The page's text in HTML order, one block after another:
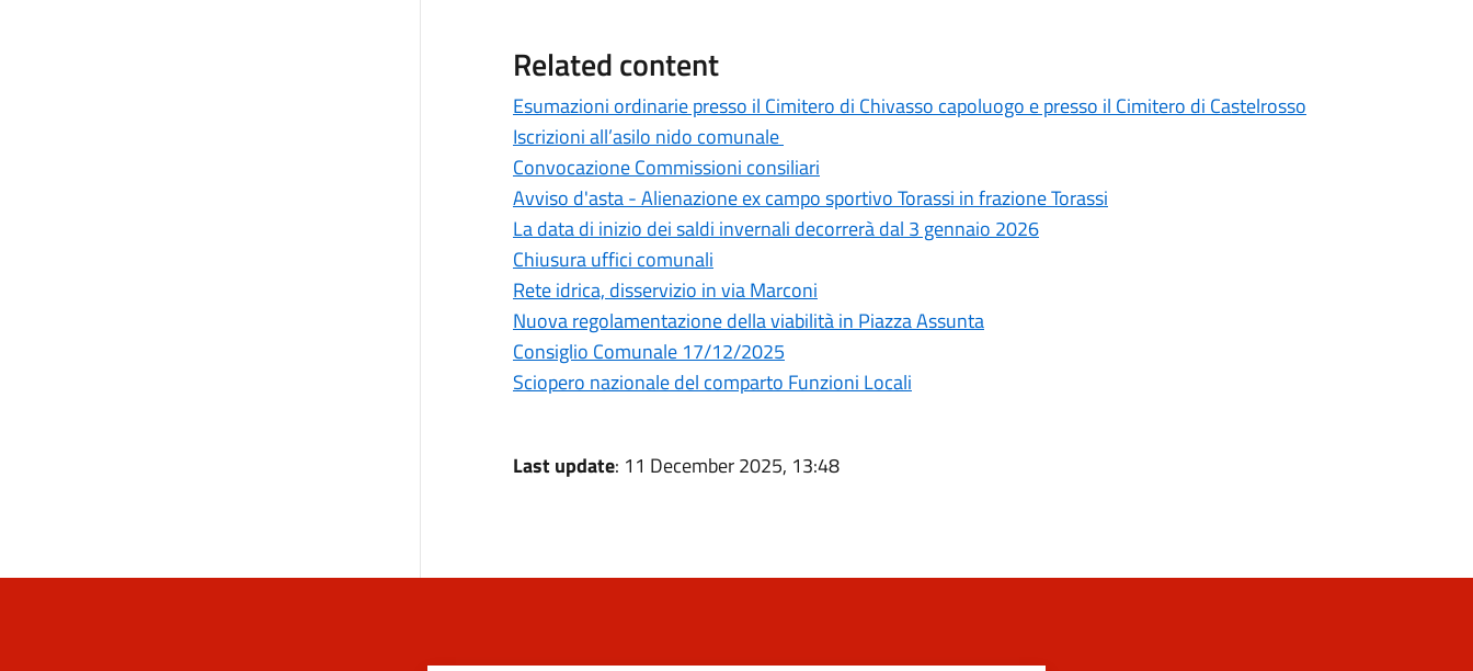
Related content
Esumazioni ordinarie presso il Cimitero di Chivasso capoluogo e presso il Cimitero di Castelrosso
Iscrizioni all’asilo nido comunale
Convocazione Commissioni consiliari
Avviso d'asta - Alienazione ex campo sportivo Torassi in frazione Torassi
La data di inizio dei saldi invernali decorrerà dal 3 gennaio 2026
Chiusura uffici comunali
Rete idrica, disservizio in via Marconi
Nuova regolamentazione della viabilità in Piazza Assunta
Consiglio Comunale 17/12/2025
Sciopero nazionale del comparto Funzioni Locali
Last update: 11 December 2025, 13:48